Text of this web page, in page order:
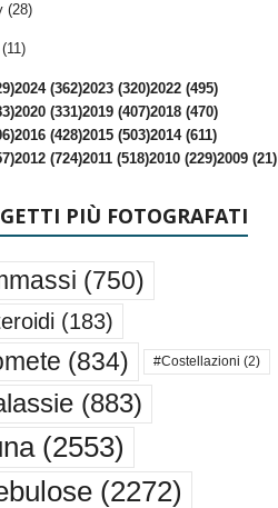
(28)
2024 (362)2023 (320)2022 (495)
2020 (331)2019 (407)2018 (470)
2016 (428)2015 (503)2014 (611)
2012 (724)2011 (518)2010 (229)2009 (21)
PIÙ FOTOGRAFATI
(750)
(183)
(834) #Costellazioni (2)
(883)
(2553)
(2272)